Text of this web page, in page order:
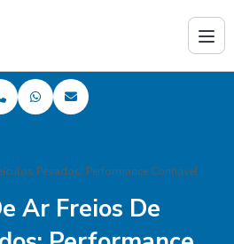
Pesados: Performance Confiável
Ar Freios De